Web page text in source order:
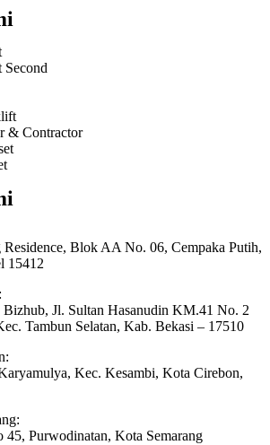
Second
& Contractor
Residence, Blok AA No. 06, Cempaka Putih,
15412
Bizhub, Jl. Sultan Hasanudin KM.41 No. 2
Tambun Selatan, Kab. Bekasi – 17510
Kec. Kesambi, Kota Cirebon,
Purwodinatan, Kota Semarang